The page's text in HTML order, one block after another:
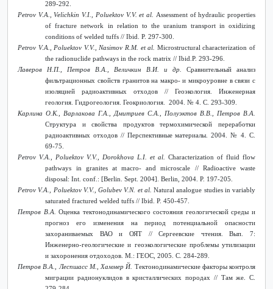
289-292.
Petrov V.A., Velichkin V.I., Poluektov V.V. et al.
Assessment of hydraulic properties
of fracture network in relation to the uranium transport in oxidizing
conditions of welded tuffs // Ibid. P. 297-300.
Petrov V.A., Poluektov V.V., Nasimov R.M. et al. Microstructural characterization of
the radionuclide pathways in the rock matrix // Ibid.P. 293-296.
Лаверов Н.П., Петров В.А., Величкин В.И. и др. Сравнительный анализ
фильтрационных свойств гранитов на макро- и микроуровне в связи с
изоляцией радиоактивных отходов // Геоэкология. Инженерная
геология. Гидрогеология. Геокриология. 2004. № 4. С. 293-309.
Карлина О.К., Варлакова Г.А., Дмитриев С.А., Полуэктов В.В., Петров В.А.
Структура и свойства продуктов термохимической переработки
радиоактивных отходов // Перспективные материалы.2004. № 4.С
69-75.
Petrov V.A., Poluektov V.V., Dorokhova L.I.
et al.
Characterization of fluid flow
pathways in granites at macro- and microscale // Radioactive waste
disposal: Int. conf.: [Berlin. Sept. 2004]. Berlin, 2004. P. 197-205.
Petrov V.A., Poluektov V.V., Golubev V.N. et al. Natural analogue studies in variably
saturated fractured welded tuffs // Ibid. P. 450-457.
Петров В.А.Оценка тектонодинамического состояния геологической среды и
прогноз его изменения на период потенциальной опасности
захораниваемых ВАО и ОЯТ // Сергеевские чтения. Вып. 7:
Инженерно-геологические и геоэкологические проблемы утилизации
и захоронения отдоходов. М.: ГЕОС, 2005. С. 284-289.
Петров В.А., Леспшасс М., Хаммер Й. Тектонодинамические факторы контроля
миграции радионуклидов в кристаллических породах // Там же. С